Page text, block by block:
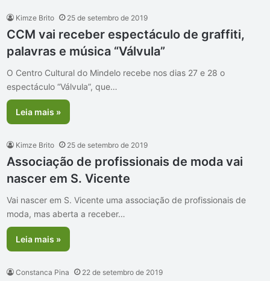
Kimze Brito 25 de setembro de 2019
CCM vai receber espectáculo de graffiti,
palavras e música “Válvula”
O Centro Cultural do Mindelo recebe nos dias 27 e 28 o
espectáculo “Válvula”, que…
Leia mais »
Kimze Brito 25 de setembro de 2019
Associação de profissionais de moda vai
nascer em S. Vicente
Vai nascer em S. Vicente uma associação de profissionais de
moda, mas aberta a receber…
Leia mais »
Constanca Pina 22 de setembro de 2019